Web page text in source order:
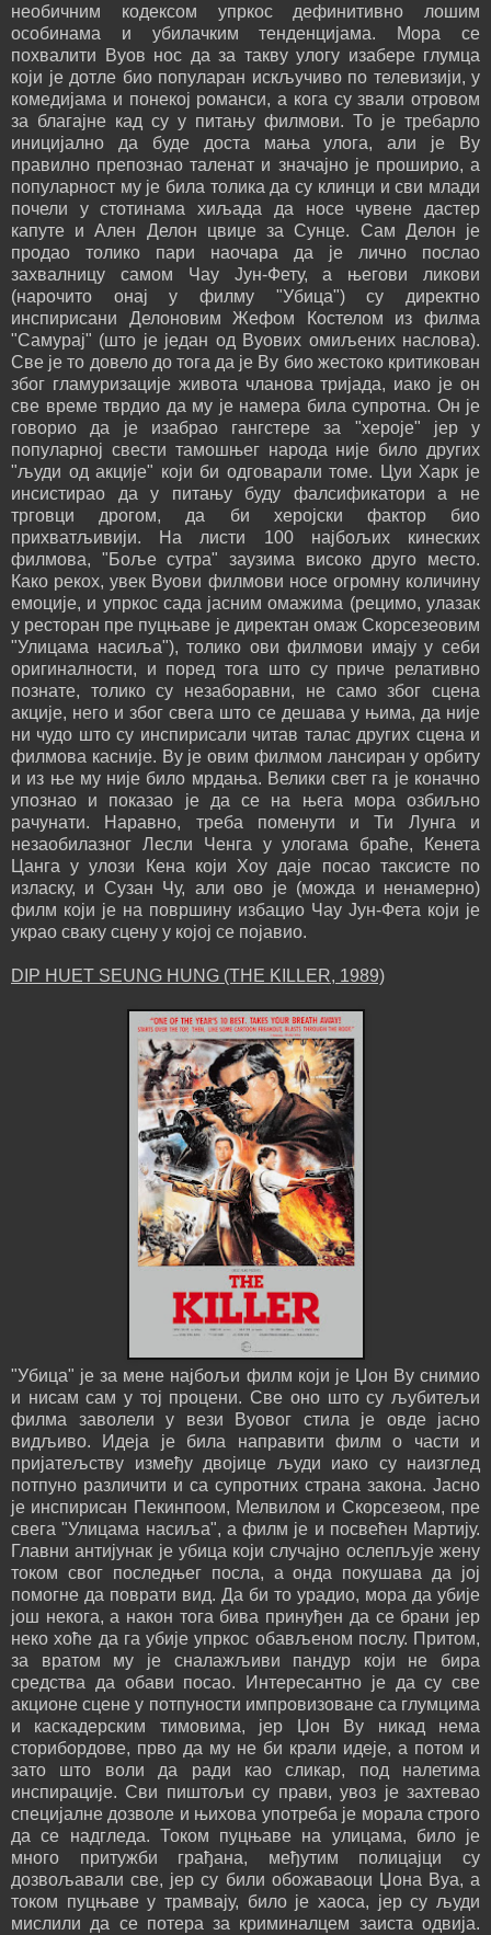
необичним кодексом упркос дефинитивно лошим
особинама и убилачким тенденцијама. Мора се
похвалити Вуов нос да за такву улогу изабере глумца
који је дотле био популаран искључиво по телевизији, у
комедијама и понекој романси, а кога су звали отровом
за благајне кад су у питању филмови. То је требарло
иницијално да буде доста мања улога, али је Ву
правилно препознао таленат и значајно је проширио, а
популарност му је била толика да су клинци и сви млади
почели у стотинама хиљада да носе чувене дастер
капуте и Ален Делон цвиџе за Сунце. Сам Делон је
продао толико пари наочара да је лично послао
захвалницу самом Чау Јун-Фету, а његови ликови
(нарочито онај у филму "Убица") су директно
инспирисани Делоновим Жефом Костелом из филма
"Самурај" (што је један од Вуових омиљених наслова).
Све је то довело до тога да је Ву био жестоко критикован
због гламуризације живота чланова тријада, иако је он
све време тврдио да му је намера била супротна. Он је
говорио да је изабрао гангстере за "хероје" јер у
популарној свести тамошњег народа није било других
"људи од акције" који би одговарали томе. Цуи Харк је
инсистирао да у питању буду фалсификатори а не
трговци дрогом, да би херојски фактор био
прихватљивији. На листи 100 најбољих кинеских
филмова, "Боље сутра" заузима високо друго место.
Како рекох, увек Вуови филмови носе огромну количину
емоције, и упркос сада јасним омажима (рецимо, улазак
у ресторан пре пуцњаве је директан омаж Скорсезеовим
"Улицама насиља"), толико ови филмови имају у себи
оригиналности, и поред тога што су приче релативно
познате, толико су незаборавни, не само због сцена
акције, него и због свега што се дешава у њима, да није
ни чудо што су инспирисали читав талас других сцена и
филмова касније. Ву је овим филмом лансиран у орбиту
и из ње му није било мрдања. Велики свет га је коначно
упознао и показао је да се на њега мора озбиљно
рачунати. Наравно, треба поменути и Ти Лунга и
незаобилазног Лесли Ченга у улогама браће, Кенета
Цанга у улози Кена који Хоу даје посао таксисте по
изласку, и Сузан Чу, али ово је (можда и ненамерно)
филм који је на површину избацио Чау Јун-Фета који је
украо сваку сцену у којој се појавио.
DIP HUET SEUNG HUNG (THE KILLER, 1989)
"Убица" је за мене најбољи филм који је Џон Ву снимио
и нисам сам у тој процени. Све оно што су љубитељи
филма заволели у вези Вуовог стила је овде јасно
видљиво. Идеја је била направити филм о части и
пријатељству између двојице људи иако су наизглед
потпуно различити и са супротних страна закона. Јасно
је инспирисан Пекинпоом, Мелвилом и Скорсезеом, пре
свега "Улицама насиља", а филм је и посвећен Мартију.
Главни антијунак је убица који случајно ослепљује жену
током свог последњег посла, а онда покушава да јој
помогне да поврати вид. Да би то урадио, мора да убије
још некога, а након тога бива принуђен да се брани јер
неко хоће да га убије упркос обављеном послу. Притом,
за вратом му је сналажљиви пандур који не бира
средства да обави посао. Интересантно је да су све
акционе сцене у потпуности импровизоване са глумцима
и каскадерским тимовима, јер Џон Ву никад нема
сторибордове, прво да му не би крали идеје, а потом и
зато што воли да ради као сликар, под налетима
инспирације. Сви пиштољи су прави, увоз је захтевао
специјалне дозволе и њихова употреба је морала строго
да се надгледа. Током пуцњаве на улицама, било је
много притужби грађана, међутим полицајци су
дозвољавали све, јер су били обожаваоци Џона Вуа, а
током пуцњаве у трамвају, било је хаоса, јер су људи
мислили да се потера за криминалцем заиста одвија.